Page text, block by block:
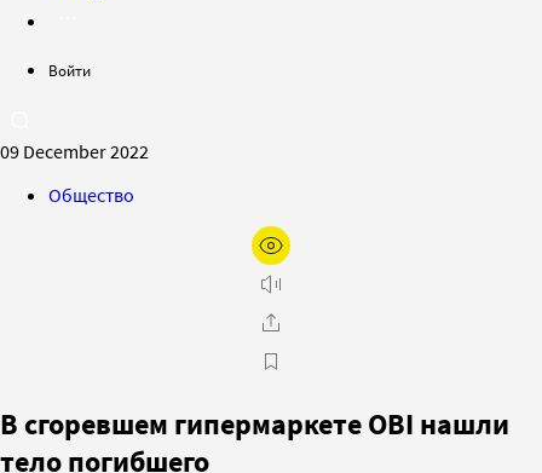
Войти
09 December 2022
Общество
В сгоревшем гипермаркете OBI нашли
тело погибшего